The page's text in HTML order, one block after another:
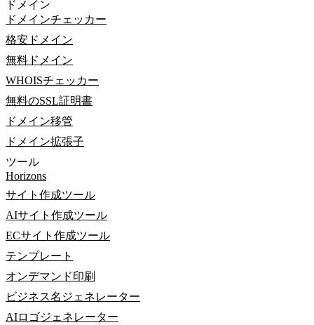
ドメイン
ドメインチェッカー
格安ドメイン
無料ドメイン
WHOISチェッカー
無料のSSL証明書
ドメイン移管
ドメイン拡張子
ツール
Horizons
サイト作成ツール
AIサイト作成ツール
ECサイト作成ツール
テンプレート
オンデマンド印刷
ビジネス名ジェネレーター
AIロゴジェネレーター